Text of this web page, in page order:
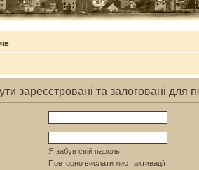
зареєстровані та залоговані для
Я забув свій пароль
Повторно вислати лист активації